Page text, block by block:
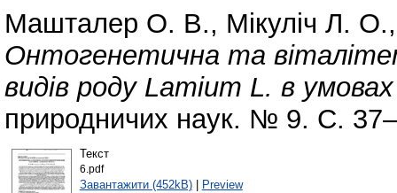
Машталер О. В., Мікуліч Л. О.
Онтогенетична та
видів роду Lamium L. в
природничих наук. № 9. С.
Текст
6.pdf
Завантажити (452kB)| Preview